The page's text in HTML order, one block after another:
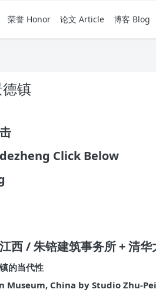
荣誉 Honor 论文 Article 博客 Blog
镇
Click Below
西 / 朱锫建筑事务所 + 清
的当代性
China by Studio Zhu-Pei